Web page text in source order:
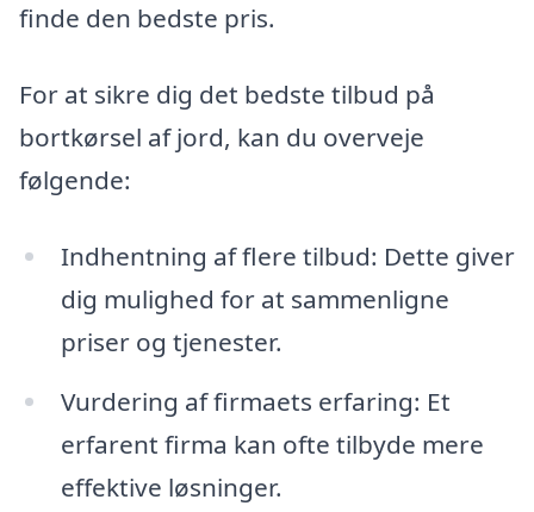
finde den bedste pris.
For at sikre dig det bedste tilbud på
bortkørsel af jord, kan du overveje
følgende:
Indhentning af flere tilbud: Dette giver
dig mulighed for at sammenligne
priser og tjenester.
Vurdering af firmaets erfaring: Et
erfarent firma kan ofte tilbyde mere
effektive løsninger.